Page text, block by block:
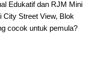
Edukatif dan RJM​ Mini
City Street View, Blok
cocok untuk pemula?